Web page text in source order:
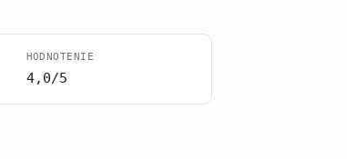
HODNOTENIE
4,0/5